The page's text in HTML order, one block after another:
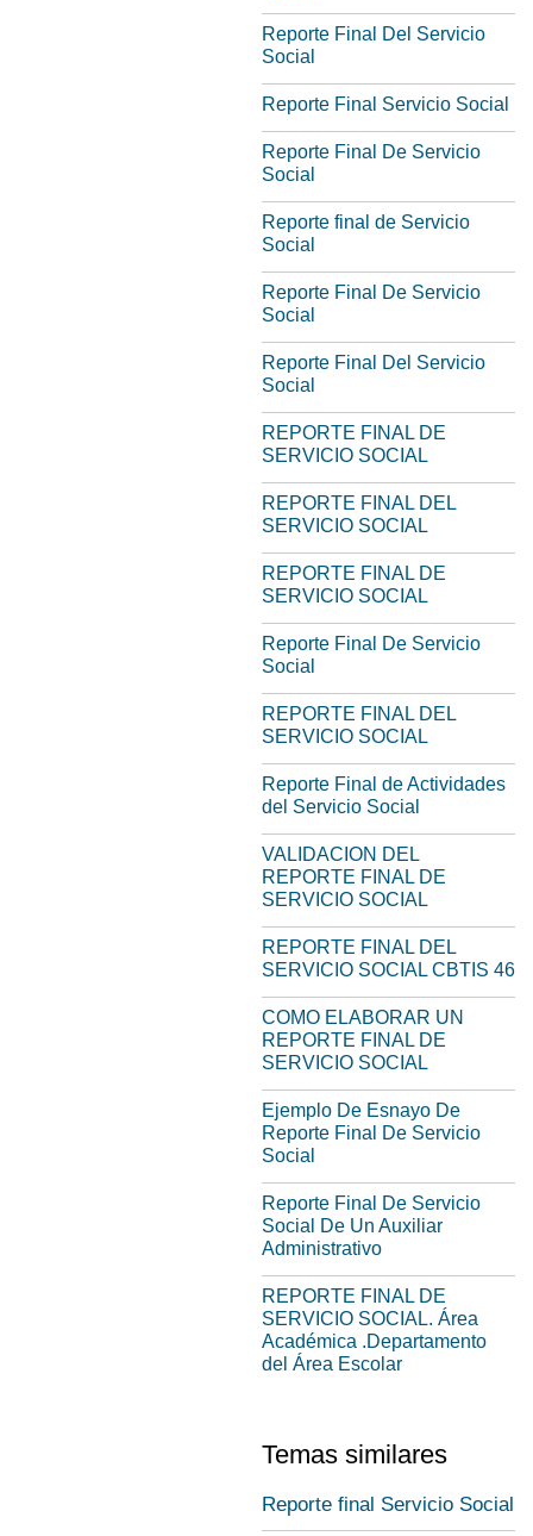
Reporte Final Del Servicio
Social
Reporte Final Servicio Social
Reporte Final De Servicio
Social
Reporte final de Servicio
Social
Reporte Final De Servicio
Social
Reporte Final Del Servicio
Social
REPORTE FINAL DE
SERVICIO SOCIAL
REPORTE FINAL DEL
SERVICIO SOCIAL
REPORTE FINAL DE
SERVICIO SOCIAL
Reporte Final De Servicio
Social
REPORTE FINAL DEL
SERVICIO SOCIAL
Reporte Final de Actividades
del Servicio Social
VALIDACION DEL
REPORTE FINAL DE
SERVICIO SOCIAL
REPORTE FINAL DEL
SERVICIO SOCIAL CBTIS 46
COMO ELABORAR UN
REPORTE FINAL DE
SERVICIO SOCIAL
Ejemplo De Esnayo De
Reporte Final De Servicio
Social
Reporte Final De Servicio
Social De Un Auxiliar
Administrativo
REPORTE FINAL DE
SERVICIO SOCIAL. Área
Académica .Departamento
del Área Escolar
Temas similares
Reporte final Servicio Social